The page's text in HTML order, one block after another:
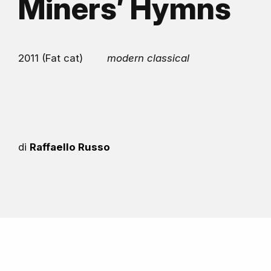
Miners’ Hymns
2011 (Fat cat) modern classical
di Raffaello Russo